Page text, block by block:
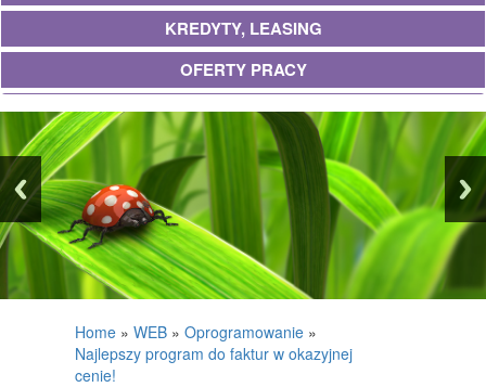
KREDYTY, LEASING
OFERTY PRACY
UBEZPIECZENIA
EKOLOGIA
BANKI, PRZELEWY, WALUTY, KANTORY
WYKOŃCZENIA
PROJEKTOWANIE
MATERIAŁY BUDOWLANE
Home » WEB » Oprogramowanie »
Najlepszy program do faktur w okazyjnej
cenie!